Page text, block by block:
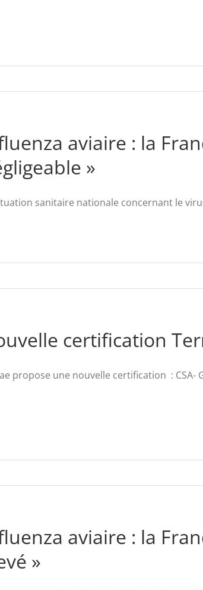
aviaire : la
»
sanitaire nationale concernant le
certification
propose une nouvelle certification : CSA-
aviaire : la
»